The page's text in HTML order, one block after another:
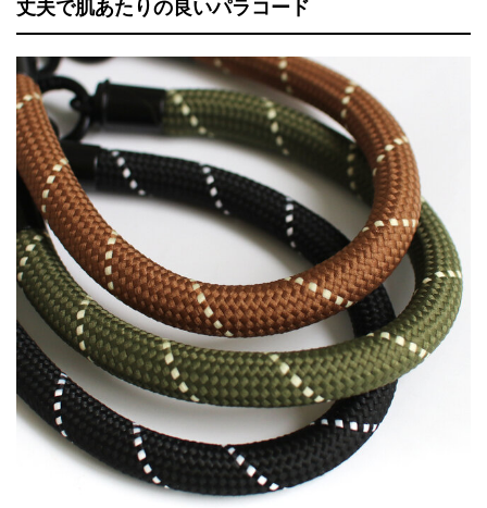
丈夫で肌あたりの良いパラコード